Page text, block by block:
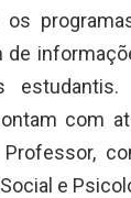
de
estudantis.
com
e